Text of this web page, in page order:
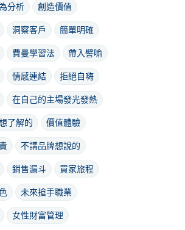
分析
創造價值
洞察客戶
簡單明確
費曼學習法
帶入譬喻
情感連結
拒絕自嗨
在自己的主場發光發熱
了解的
價值體驗
不講品牌想說的
銷售漏斗
買家旅程
未來搶手職業
女性財富管理